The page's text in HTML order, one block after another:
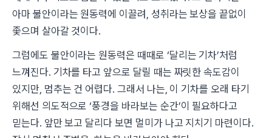
아마 불안이라는 원동력에 이끌려, 성취라는 보상을 끝없이
좇으며 살아갈 것이다.
그럼에도 불안이라는 원동력은 때때로 ‘달리는 기차’처럼
느껴진다. 기차를 타고 앞으로 달릴 때는 짜릿한 속도감이
있지만, 멈추는 건 어렵다. 그래서 나는, 이 기차를 오래 타기
위해선 의도적으로 ‘풍경을 바라보는 순간’이 필요하다고
믿는다. 앞만 보고 달리다 보면 멀미가 나고 지치기 마련이다.